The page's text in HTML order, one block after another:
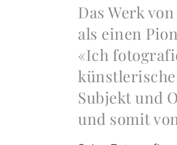
Das Werk
als einen
«Ich
Subjekt und
und somit